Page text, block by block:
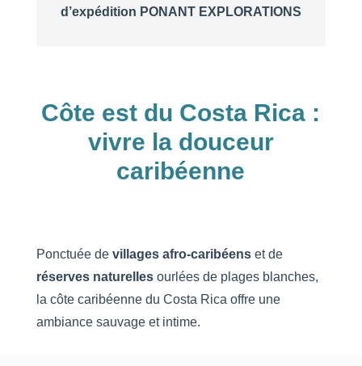
d’expédition PONANT EXPLORATIONS
Côte est du Costa Rica :
vivre la douceur
caribéenne
Ponctuée de villages afro-caribéenset de
réserves naturellesourlées de plages blanches,
la côte caribéenne du Costa Rica offre une
ambiance sauvage et intime.